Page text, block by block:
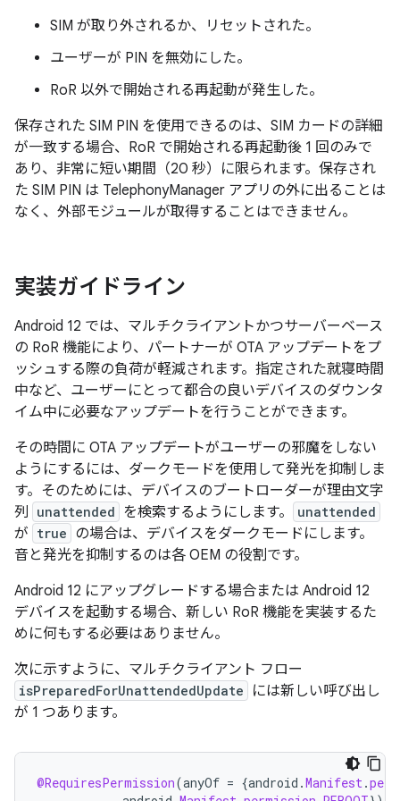
SIM が取り外されるか、リセットされた。
ユーザーが PIN を無効にした。
RoR 以外で開始される再起動が発生した。
保存された SIM PIN を使用できるのは、SIM カードの詳細
が一致する場合、RoR で開始される再起動後 1 回のみで
あり、非常に短い期間（20 秒）に限られます。保存され
た SIM PIN は TelephonyManager アプリの外に出ることは
なく、外部モジュールが取得することはできません。
実装ガイドライン
Android 12 では、マルチクライアントかつサーバーベース
の RoR 機能により、パートナーが OTA アップデートをプ
ッシュする際の負荷が軽減されます。指定された就寝時間
中など、ユーザーにとって都合の良いデバイスのダウンタ
イム中に必要なアップデートを行うことができます。
その時間に OTA アップデートがユーザーの邪魔をしない
ようにするには、ダークモードを使用して発光を抑制しま
す。そのためには、デバイスのブートローダーが理由文字
列 unattended を検索するようにします。 unattended
が true の場合は、デバイスをダークモードにします。
音と発光を抑制するのは各 OEM の役割です。
Android 12 にアップグレードする場合または Android 12
デバイスを起動する場合、新しい RoR 機能を実装するた
めに何もする必要はありません。
次に示すように、マルチクライアント フロー
isPreparedForUnattendedUpdate
には新しい呼び出し
が 1 つあります。
@RequiresPermission(anyOf = {android .Manifest.